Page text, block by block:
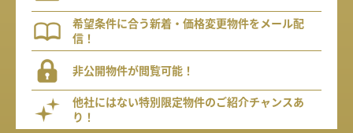
希望条件に合う新着・価格変更物件をメール配
信！
非公開物件が閲覧可能！
他社にはない特別限定物件のご紹介チャンスあ
り！